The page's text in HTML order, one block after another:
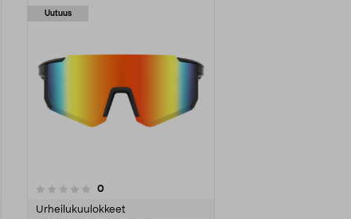
Uutuus
0arvostelut
Urheilukuulokkeet